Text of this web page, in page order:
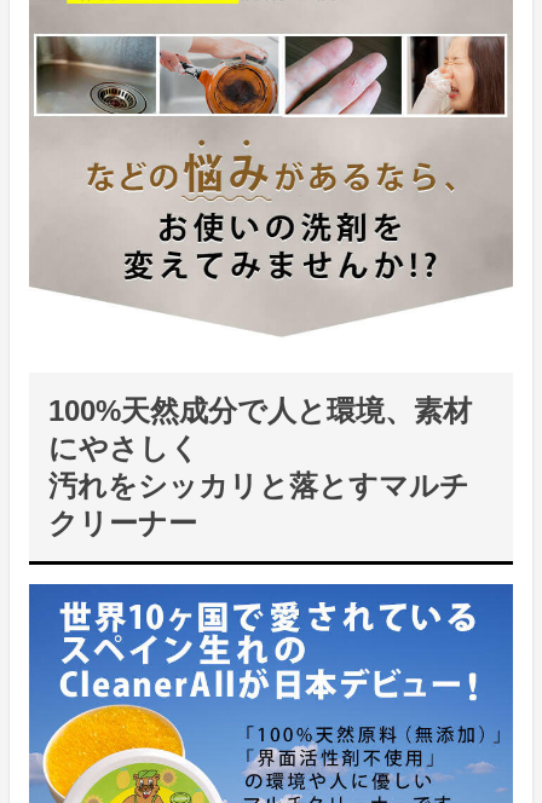
100%天然成分で人と環境、素材
にやさしく
汚れをシッカリと落とすマルチ
クリーナー